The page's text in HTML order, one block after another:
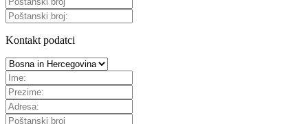
Kontakt podatci